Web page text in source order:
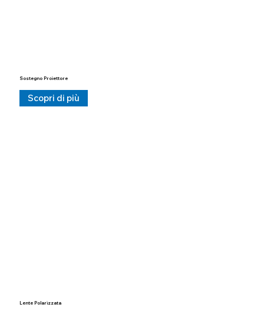
Sostegno Proiettore
Scopri di più
Lente Polarizzata